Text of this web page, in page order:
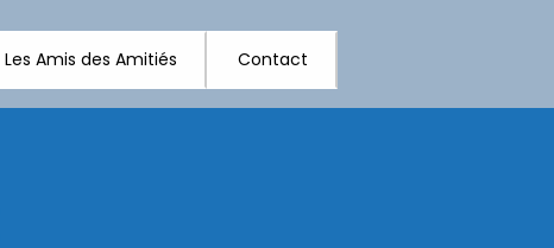
Les Amis des Amitiés Contact